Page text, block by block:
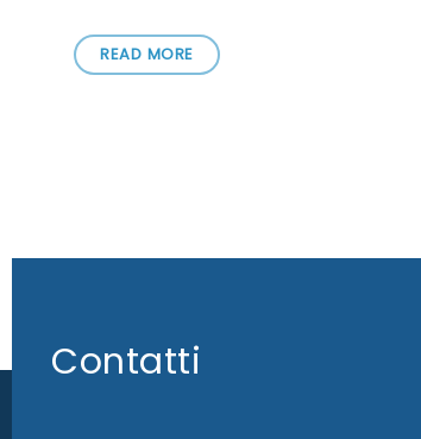
READ MORE
Contatti